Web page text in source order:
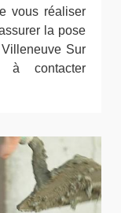
vous réaliser
la pose
Sur
à contacter